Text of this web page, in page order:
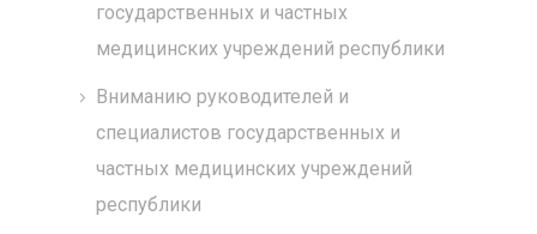
государственных и частных
медицинских учреждений республики
Вниманию руководителей и
специалистов государственных и
частных медицинских учреждений
республики